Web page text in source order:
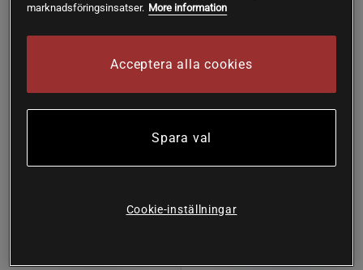
Köp
1 recensioner
Köp
Prisvärd
marknadsföringsinsatser. More information
Acceptera alla cookies
Spara val
Cookie-inställningar